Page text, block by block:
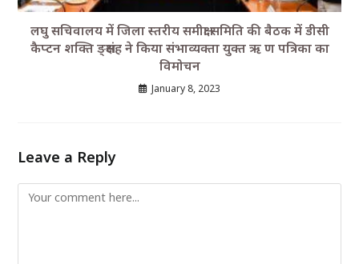
लघु सचिवालय में जिला स्तरीय समीक्षा समिति की बैठक में डीसी
कैप्टन शक्ति ङ्क्षसंह ने किया संभाव्यक्ता युक्त ऋ ण पत्रिका का
विमोचन
January 8, 2023
Leave a Reply